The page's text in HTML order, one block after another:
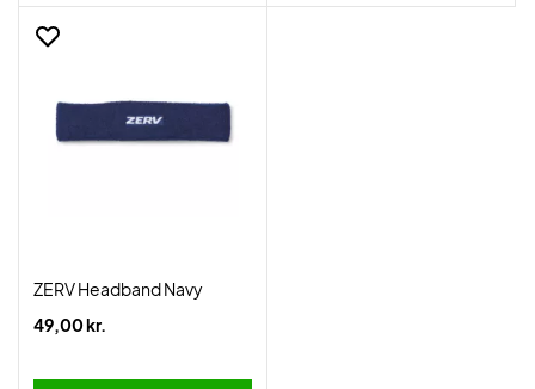
ZERV Headband Navy
49,00 kr.